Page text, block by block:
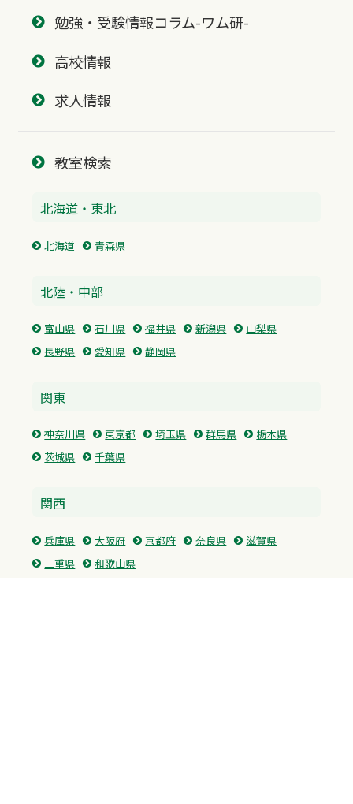
勉強・受験情報コラム-ワム研-
高校情報
求人情報
教室検索
北海道・東北
北海道 青森県
北陸・中部
富山県 石川県 福井県 新潟県
山梨県
長野県
愛知県 静岡県
関東
神奈川県 東京都 埼玉県 群馬県
栃木県
茨城県
千葉県
関西
兵庫県 大阪府 京都府 奈良県
滋賀県
三重県
和歌山県